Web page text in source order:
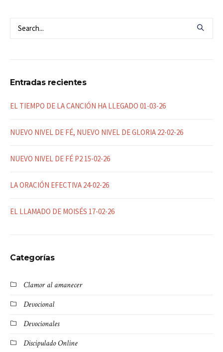
Entradas recientes
EL TIEMPO DE LA CANCIÓN HA LLEGADO 01-03-26
NUEVO NIVEL DE FÉ, NUEVO NIVEL DE GLORIA 22-02-26
NUEVO NIVEL DE FÉ P2 15-02-26
LA ORACIÓN EFECTIVA 24-02-26
EL LLAMADO DE MOISÉS 17-02-26
Categorías
Clamor al amanecer
Devocional
Devocionales
Discipulado Online